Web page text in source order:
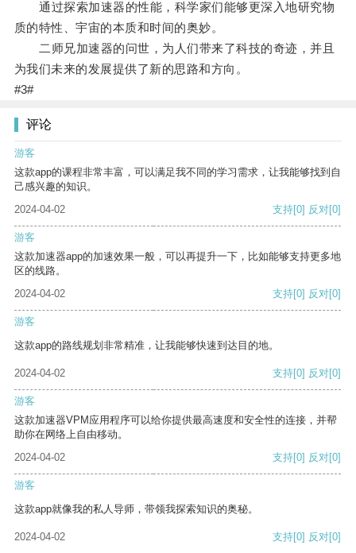
通过探索加速器的性能，科学家们能够更深入地研究物
质的特性、宇宙的本质和时间的奥妙。
二师兄加速器的问世，为人们带来了科技的奇迹，并且
为我们未来的发展提供了新的思路和方向。
#3#
评论
游客
这款app的课程非常丰富，可以满足我不同的学习需求，让我能够找到自
己感兴趣的知识。
2024-04-02
支持[0] 反对[0]
游客
这款加速器app的加速效果一般，可以再提升一下，比如能够支持更多地
区的线路。
2024-04-02
支持[0] 反对[0]
游客
这款app的路线规划非常精准，让我能够快速到达目的地。
2024-04-02 支持[0] 反对[0]
游客
这款加速器VPM应用程序可以给你提供最高速度和安全性的连接，并帮
助你在网络上自由移动。
2024-04-02
支持[0] 反对[0]
游客
这款app就像我的私人导师，带领我探索知识的奥秘。
2024-04-02 支持[0] 反对[0]